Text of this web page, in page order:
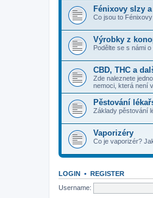
Fénixovy slzy
Co jsou to
Výrobky z
Podělte se s námi
CBD, THC a
Zde naleznete
nemoci, která není
Pěstování
Základy pěstování
Vaporizéry
Co je vaporizér?
LOGIN • REGISTER
Username: